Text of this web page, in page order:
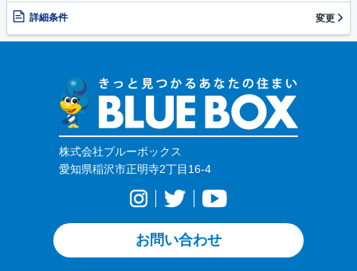
詳細条件 変更
株式会社ブルーボックス
愛知県稲沢市正明寺2丁目16-4
お問い合わせ